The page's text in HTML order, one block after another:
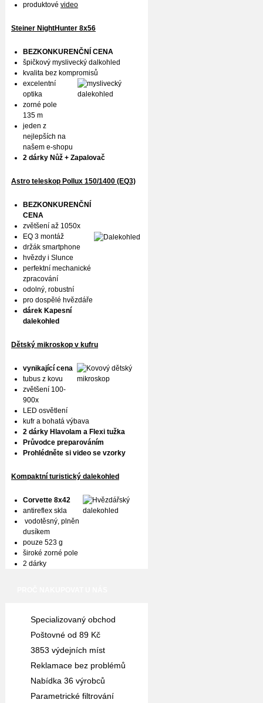
produktové video
Steiner NightHunter 8x56
BEZKONKURENČNÍ CENA
špičkový myslivecký dalkohled
kvalita bez kompromisů
excelentní
optika
zorné pole
135 m
jeden z
nejlepších na
našem e-shopu
2 dárky Nůž + Zapalovač
Astro teleskop Pollux 150/1400 (EQ3)
BEZKONKURENČNÍ
CENA
zvětšení až 1050x
EQ 3 montáž
držák smartphone
hvězdy i Slunce
perfektní mechanické
zpracování
odolný, robustní
pro dospělé hvězdáře
dárek Kapesní
dalekohled
Dětský mikroskop v kufru
vynikající cena
tubus z kovu
zvětšení 100-
900x
LED osvětlení
kufr a bohatá výbava
2 dárky Hlavolam a Flexi tužka
Průvodce preparováním
Prohlédněte si video se vzorky
Kompaktní turistický dalekohled
Corvette 8x42
antireflex skla
vodotěsný, plněn
dusíkem
pouze 523 g
široké zorné pole
2 dárky
Specializovaný obchod
Poštovné od 89 Kč
3853 výdejních míst
Reklamace bez problémů
Nabídka 36 výrobců
Parametrické filtrování